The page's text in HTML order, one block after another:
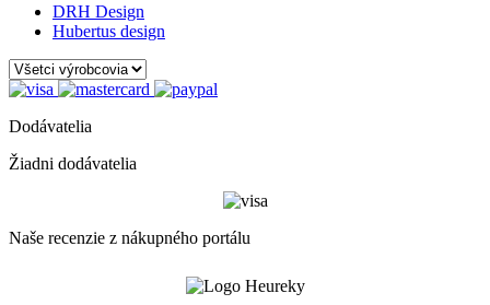
DRH Design
Hubertus design
Dodávatelia
Žiadni dodávatelia
Naše recenzie z nákupného portálu